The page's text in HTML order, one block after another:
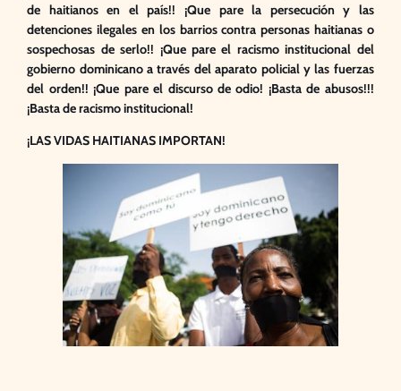
de haitianos en el país!! ¡Que pare la persecución y las
detenciones ilegales en los barrios contra personas haitianas o
sospechosas de serlo!! ¡Que pare el racismo institucional del
gobierno dominicano a través del aparato policial y las fuerzas
del orden!! ¡Que pare el discurso de odio! ¡Basta de abusos!!!
¡Basta de racismo institucional!
¡LAS VIDAS HAITIANAS IMPORTAN!